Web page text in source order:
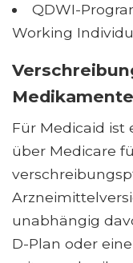
QDWI-
Working
Für Medicaid ist
über Medicare
unabhängig
D-Plan oder